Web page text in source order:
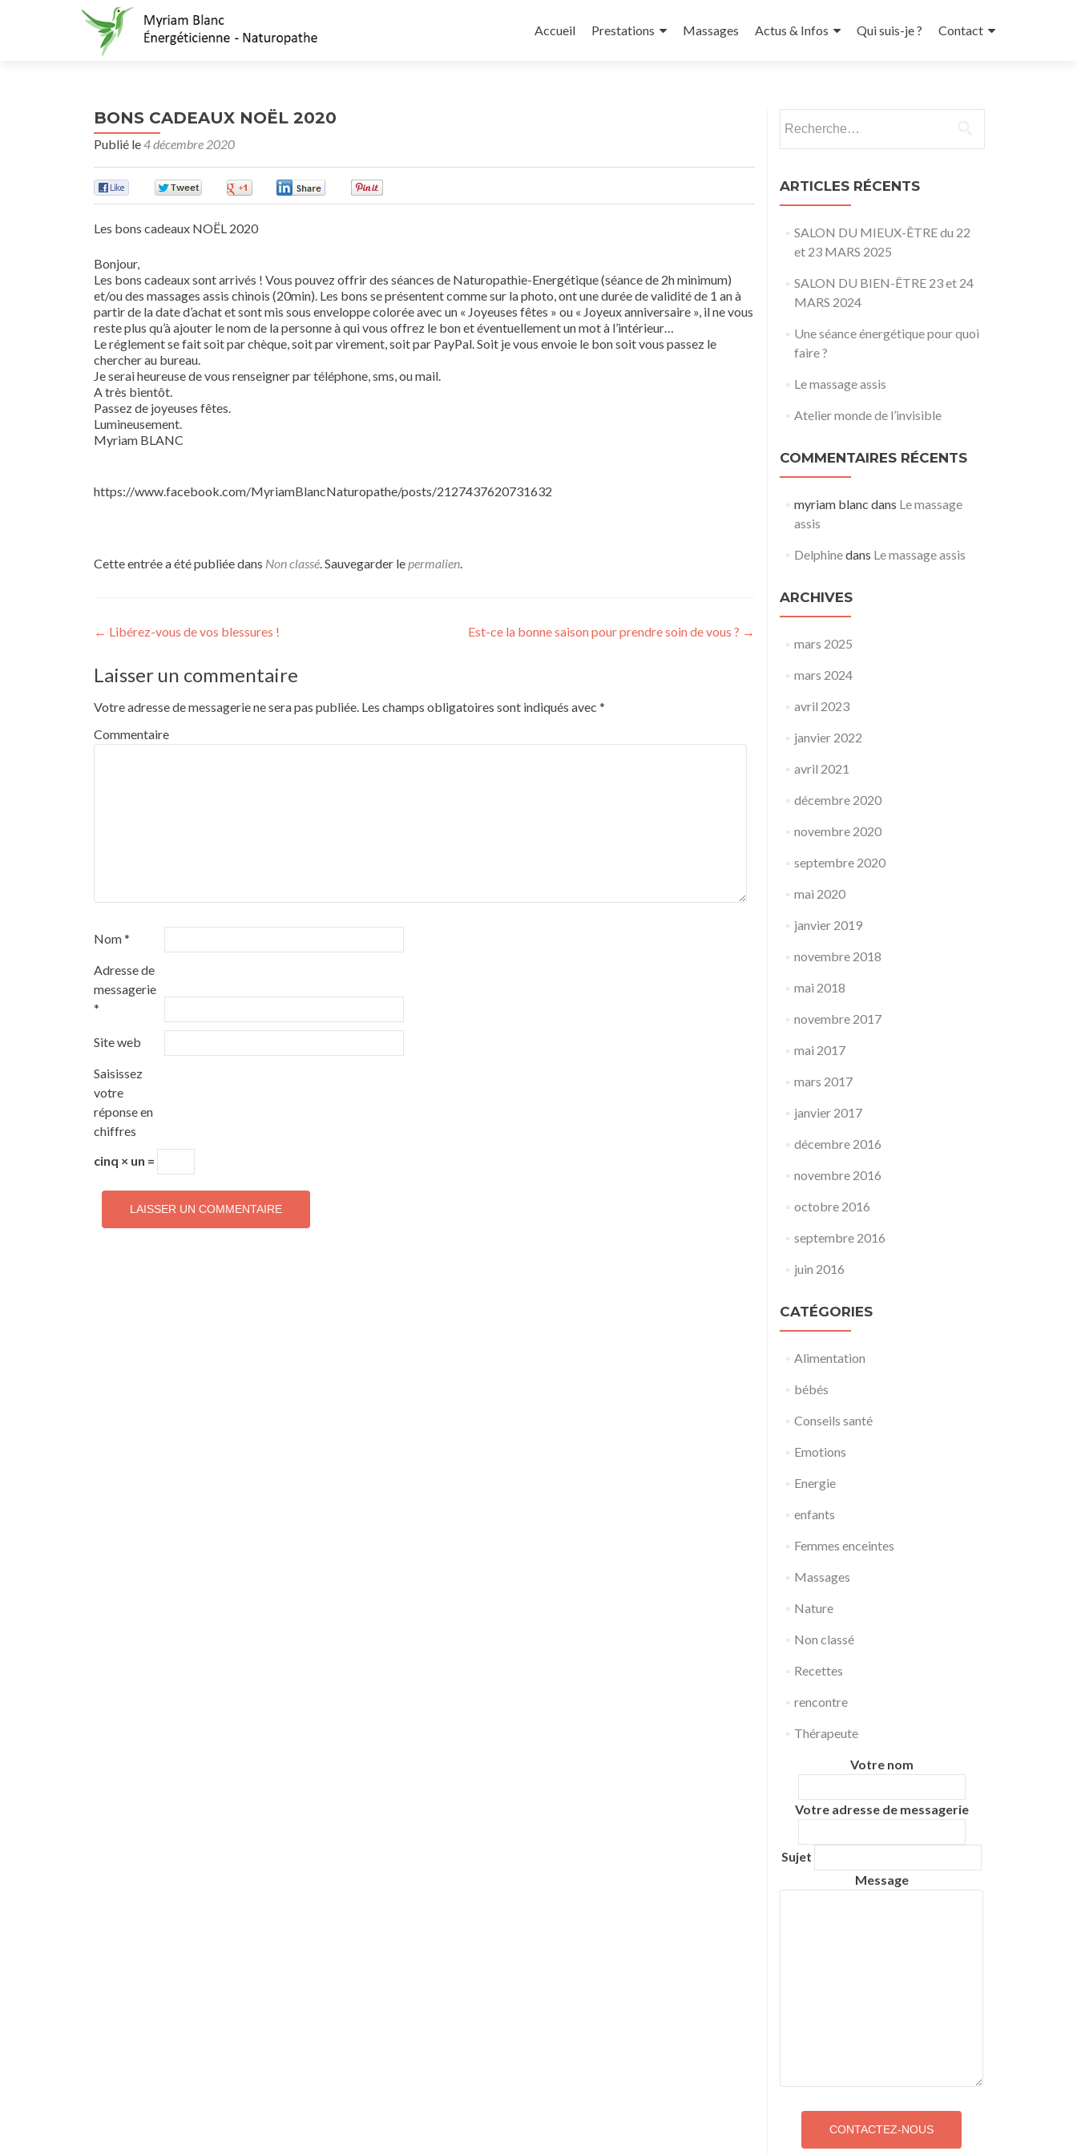
Accueil
Prestations Massages Actus & Infos Qui suis-je ? Contact
BONS CADEAUX NOËL 2020
Publié le4 décembre 2020
Les bons cadeaux NOËL 2020
Bonjour,
Les bons cadeaux sont arrivés ! Vous pouvez offrir des séances de Naturopathie-Energétique (séance de 2h minimum)
et/ou des massages assis chinois (20min). Les bons se présentent comme sur la photo, ont une durée de validité de 1 an à
partir de la date d’achat et sont mis sous enveloppe colorée avec un « Joyeuses fêtes » ou « Joyeux anniversaire », il ne vous
reste plus qu’à ajouter le nom de la personne à qui vous offrez le bon et éventuellement un mot à l’intérieur…
Le réglement se fait soit par chèque, soit par virement, soit par PayPal. Soit je vous envoie le bon soit vous passez le
chercher au bureau.
Je serai heureuse de vous renseigner par téléphone, sms, ou mail.
A très bientôt.
Passez de joyeuses fêtes.
Lumineusement.
Myriam BLANC
https://www.facebook.com/MyriamBlancNaturopathe/posts/2127437620731632
Cette entrée a été publiée dans Non classé. Sauvegarder lepermalien.
Navigation de l’article
← Libérez-vous de vos blessures ! Est-ce la bonne saison pour prendre soin de vous ? →
Laisser un commentaire
Votre adresse de messagerie ne sera pas publiée. Les champs obligatoires sont indiqués avec *
Commentaire
Nom*
Adresse de
messagerie
*
Site web
Saisissez
votre
réponse en
chiffres
cinq × un =
ARTICLES RÉCENTS
SALON DU MIEUX-ÊTRE du 22
et 23 MARS 2025
SALON DU BIEN-ÊTRE 23 et 24
MARS 2024
Une séance énergétique pour quoi
faire ?
Le massage assis
Atelier monde de l’invisible
COMMENTAIRES RÉCENTS
myriam blanc dans Le massage
assis
Delphinedans Le massage assis
ARCHIVES
mars 2025
mars 2024
avril 2023
janvier 2022
avril 2021
décembre 2020
novembre 2020
septembre 2020
mai 2020
janvier 2019
novembre 2018
mai 2018
novembre 2017
mai 2017
mars 2017
janvier 2017
décembre 2016
novembre 2016
octobre 2016
septembre 2016
juin 2016
CATÉGORIES
Alimentation
bébés
Conseils santé
Emotions
Energie
enfants
Femmes enceintes
Massages
Nature
Non classé
Recettes
rencontre
Thérapeute
Votre nom
Votre adresse de messagerie
Sujet
Message